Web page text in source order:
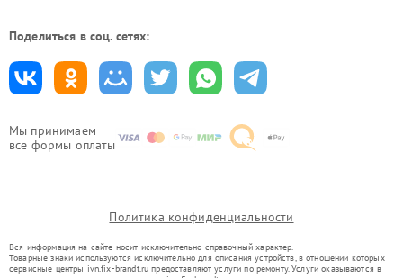
Мы принимаем
все формы оплаты
Поделиться в соц. сетях:
Политика конфиденциальности
Вся информация на сайте носит исключительно справочный характер.
Товарные знаки используются исключительно для описания устройств, в отношении которых
сервисные центры ivn.fix-brandt.ru предоставляют услуги по ремонту. Услуги оказываются в